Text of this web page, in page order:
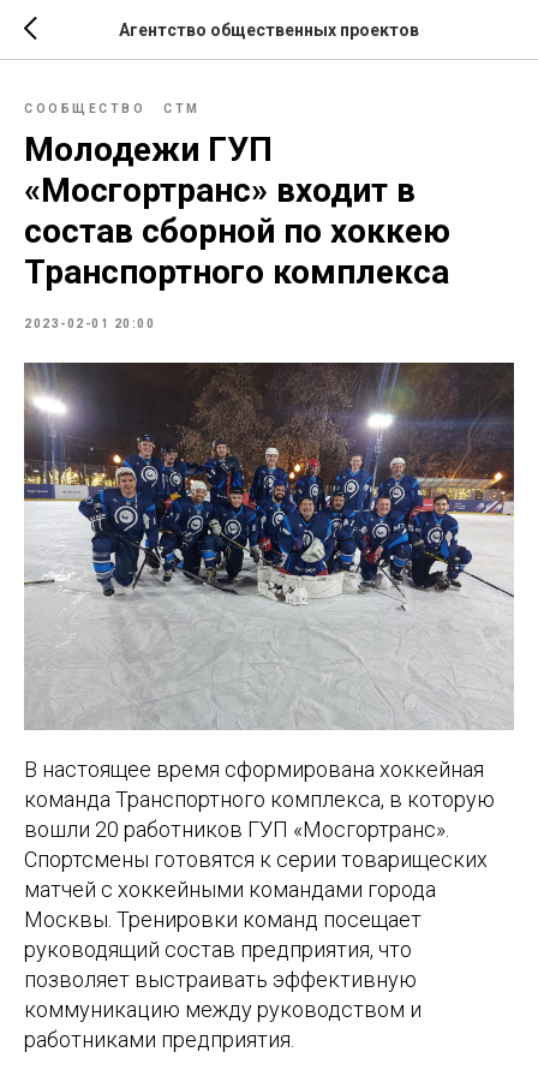
Агентство общественных проектов
СООБЩЕСТВО СТМ
Молодежи ГУП
«Мосгортранс» входит в
состав сборной по хоккею
Транспортного комплекса
2023-02-01 20:00
В настоящее время сформирована хоккейная
команда Транспортного комплекса, в которую
вошли 20 работников ГУП «Мосгортранс».
Спортсмены готовятся к серии товарищеских
матчей с хоккейными командами города
Москвы. Тренировки команд посещает
руководящий состав предприятия, что
позволяет выстраивать эффективную
коммуникацию между руководством и
работниками предприятия.